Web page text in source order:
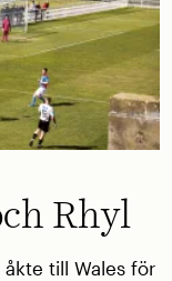
Rhyl
till Wales för